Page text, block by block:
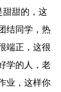
甜甜的，这
结同学，热
端正，这很
学的人，老
业，这样你